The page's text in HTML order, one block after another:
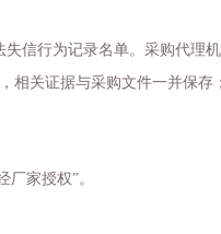
信行为记录名单。采购代理
相关证据与采购文件一并保存；
家授权”。